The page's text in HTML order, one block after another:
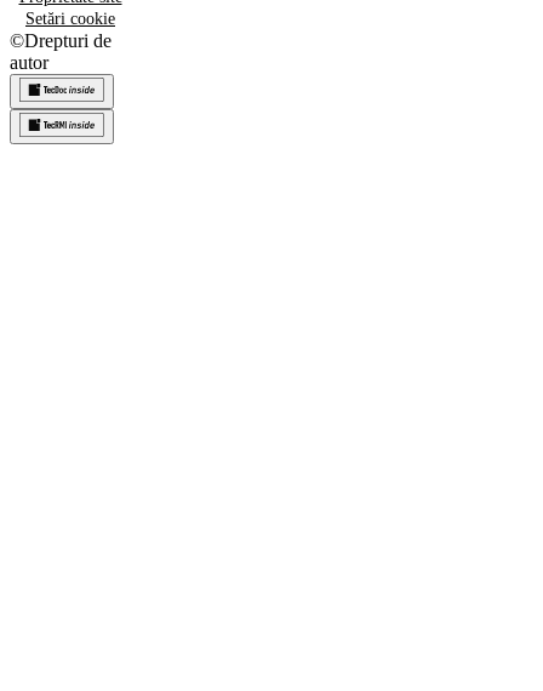
Setări cookie
©Drepturi de
autor